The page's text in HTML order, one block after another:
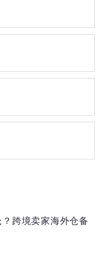
跨境卖家海外仓备